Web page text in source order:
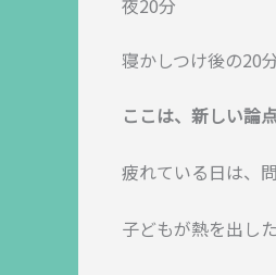
寝かしつけ後の20分
ここは、新しい論
疲れている日は、
子どもが熱を出し